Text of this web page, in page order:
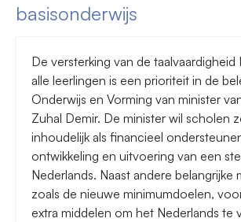
basisonderwijs
​De versterking van de taalvaardigheid
alle leerlingen is een prioriteit in de
Onderwijs en Vorming van minister
Zuhal Demir. De minister wil scholen
inhoudelijk als financieel
ontwikkeling en uitvoering van een
Nederlands. Naast andere belangrijke
zoals de nieuwe minimumdoelen,
extra middelen om het Nederlands te